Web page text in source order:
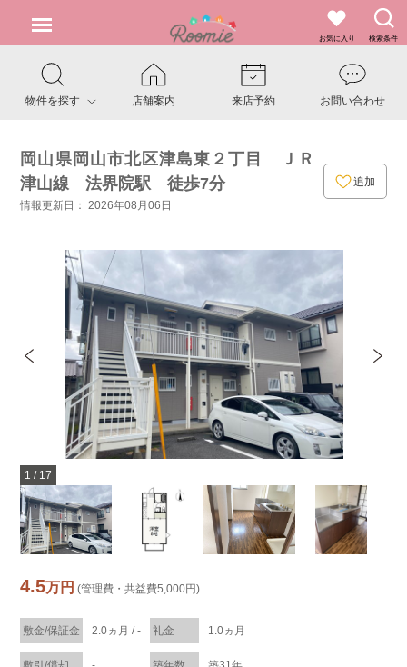
お気に入り 検索条件
物件を探す 店舗案内 来店予約 お問い合わせ
岡山県岡山市北区津島東２丁目 ＪＲ
津山線 法界院駅 徒歩7分
情報更新日： 2026年08月06日
追加
1 / 17
4.5万円 (管理費・共益費5,000円)
敷金/保証金 2.0ヵ月 / - 礼金 1.0ヵ月